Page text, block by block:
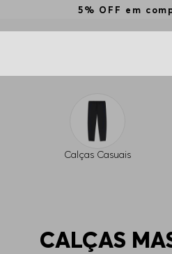
5% OFF em
Calças Casuais
CALÇAS